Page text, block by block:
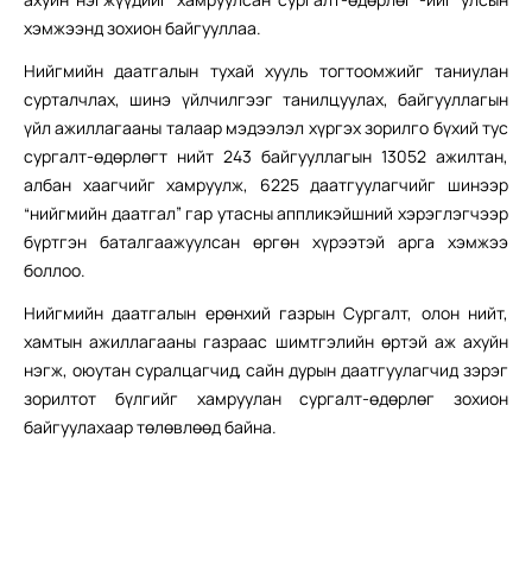
хэмжээнд зохион байгууллаа.
Нийгмийн даатгалын тухай хууль тогтоомжийг таниулан
сурталчлах, шинэ үйлчилгээг танилцуулах, байгууллагын
үйл ажиллагааны талаар мэдээлэл хүргэх зорилго бүхий тус
сургалт-өдөрлөгт нийт 243 байгууллагын 13052 ажилтан,
албан хаагчийг хамруулж, 6225 даатгуулагчийг шинээр
“нийгмийн даатгал” гар утасны аппликэйшний хэрэглэгчээр
бүртгэн баталгаажуулсан өргөн хүрээтэй арга хэмжээ
боллоо.
Нийгмийн даатгалын ерөнхий газрын Сургалт, олон нийт,
хамтын ажиллагааны газраас шимтгэлийн өртэй аж ахуйн
нэгж, оюутан суралцагчид, сайн дурын даатгуулагчид зэрэг
зорилтот бүлгийг хамруулан сургалт-өдөрлөг зохион
байгуулахаар төлөвлөөд байна.